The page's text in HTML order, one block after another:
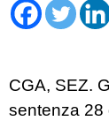
CGA, SEZ.
sentenza 28